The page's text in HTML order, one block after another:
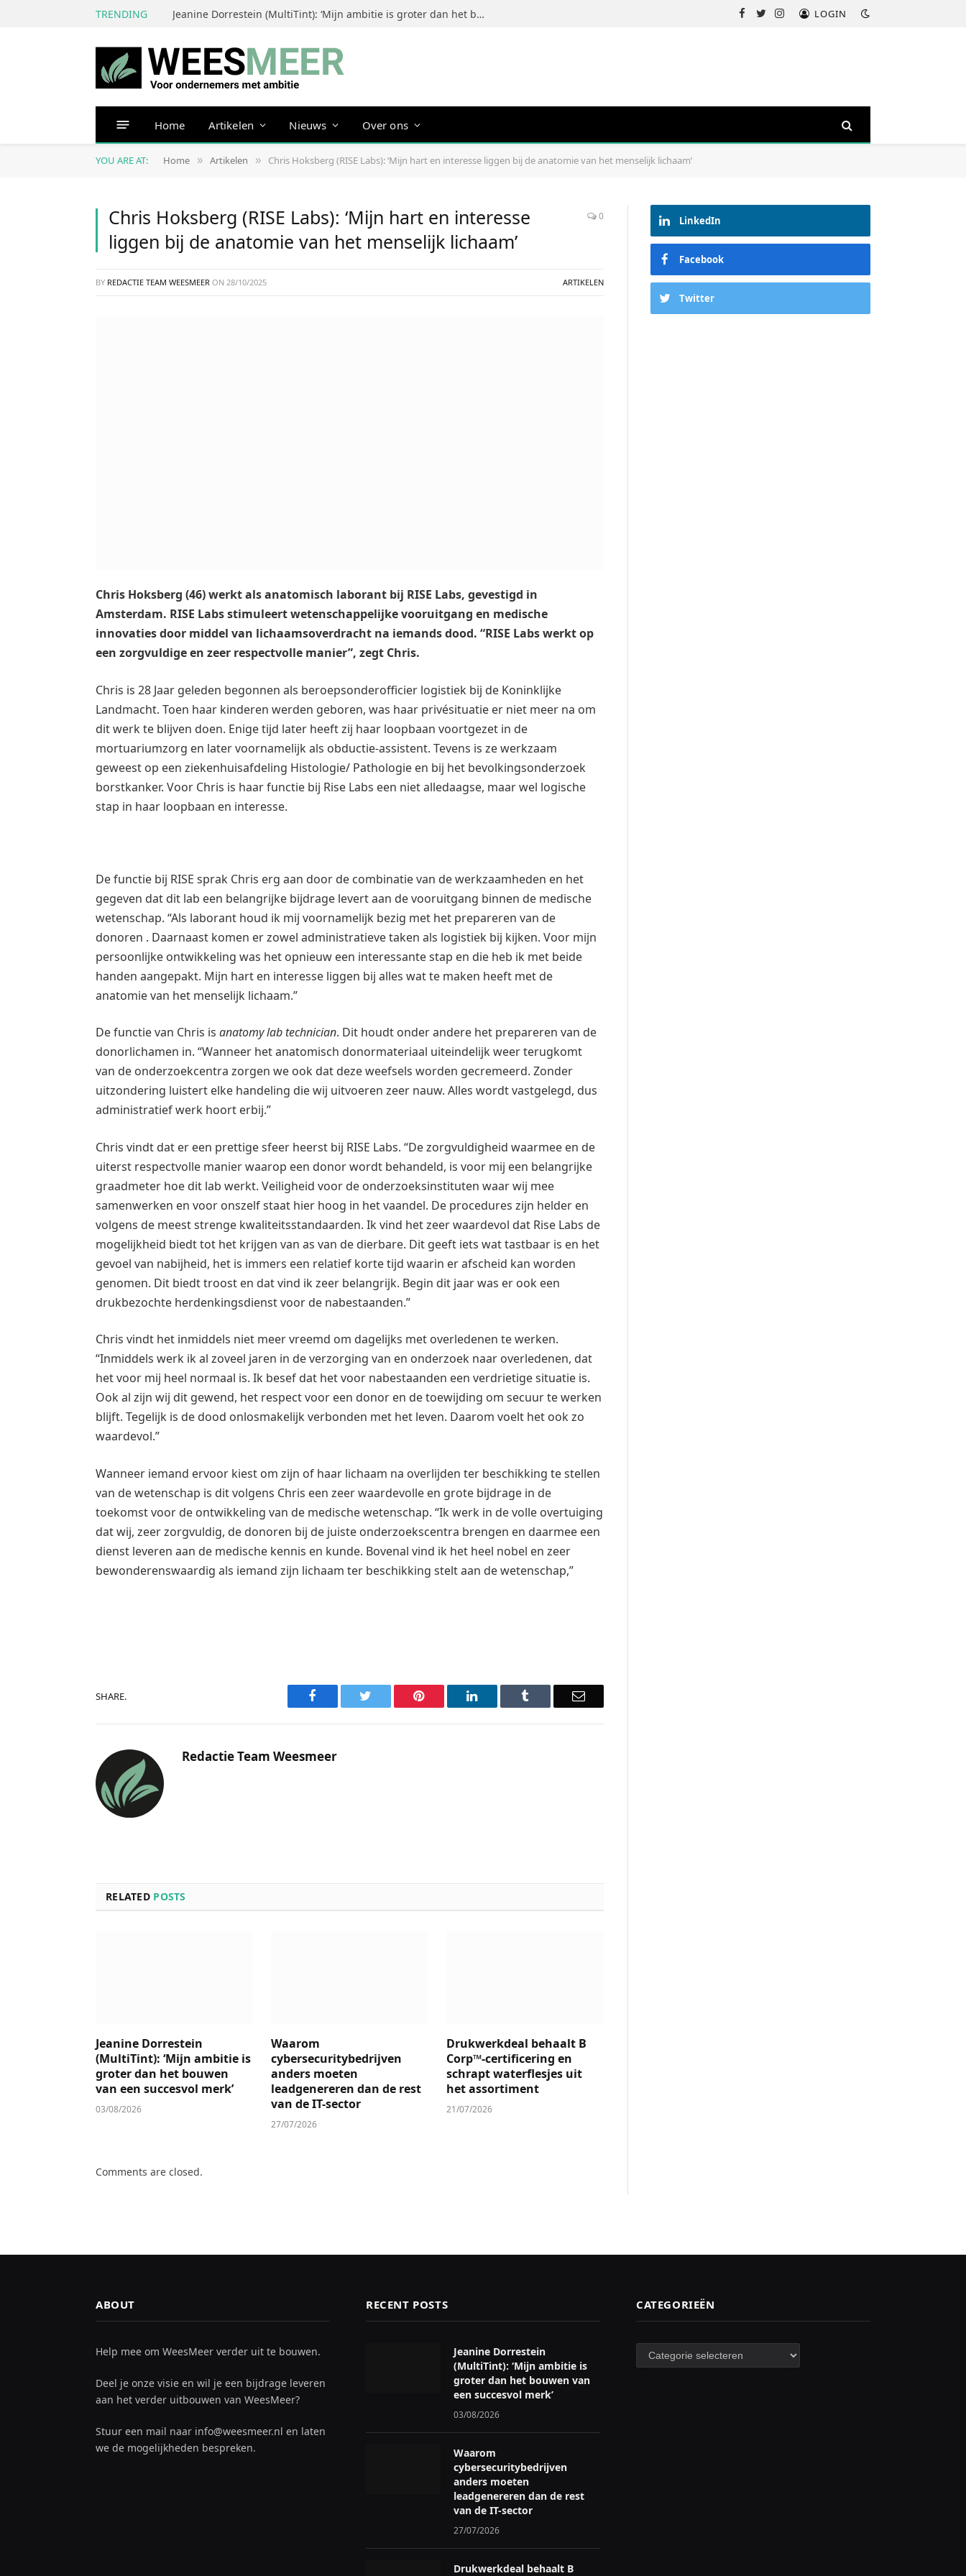
TRENDING Jeanine Dorrestein (MultiTint): ‘Mijn ambitie is groter dan het bouwen van een succesvol merk’ Facebook
TwitterInstagramLOGIN
Home Artikelen Nieuws Over ons
YOU ARE AT: Home » Artikelen » Chris Hoksberg (RISE Labs): ‘Mijn hart en interesse liggen bij de anatomie van het menselijk lichaam’
Chris Hoksberg (RISE Labs): ‘Mijn hart en interesse
liggen bij de anatomie van het menselijk lichaam’
0
BY REDACTIE TEAM WEESMEER ON 28/10/2025 ARTIKELEN
Chris Hoksberg (46) werkt als anatomisch laborant bij RISE Labs, gevestigd in
Amsterdam. RISE Labs stimuleert wetenschappelijke vooruitgang en medische
innovaties door middel van lichaamsoverdracht na iemands dood. “RISE Labs werkt op
een zorgvuldige en zeer respectvolle manier”, zegt Chris.
Chris is 28 Jaar geleden begonnen als beroepsonderofficier logistiek bij de Koninklijke
Landmacht. Toen haar kinderen werden geboren, was haar privésituatie er niet meer na om
dit werk te blijven doen. Enige tijd later heeft zij haar loopbaan voortgezet in de
mortuariumzorg en later voornamelijk als obductie-assistent. Tevens is ze werkzaam
geweest op een ziekenhuisafdeling Histologie/ Pathologie en bij het bevolkingsonderzoek
borstkanker. Voor Chris is haar functie bij Rise Labs een niet alledaagse, maar wel logische
stap in haar loopbaan en interesse.
De functie bij RISE sprak Chris erg aan door de combinatie van de werkzaamheden en het
gegeven dat dit lab een belangrijke bijdrage levert aan de vooruitgang binnen de medische
wetenschap. “Als laborant houd ik mij voornamelijk bezig met het prepareren van de
donoren . Daarnaast komen er zowel administratieve taken als logistiek bij kijken. Voor mijn
persoonlijke ontwikkeling was het opnieuw een interessante stap en die heb ik met beide
handen aangepakt. Mijn hart en interesse liggen bij alles wat te maken heeft met de
anatomie van het menselijk lichaam.”
De functie van Chris is anatomy lab technician. Dit houdt onder andere het prepareren van de
donorlichamen in. “Wanneer het anatomisch donormateriaal uiteindelijk weer terugkomt
van de onderzoekcentra zorgen we ook dat deze weefsels worden gecremeerd. Zonder
uitzondering luistert elke handeling die wij uitvoeren zeer nauw. Alles wordt vastgelegd, dus
administratief werk hoort erbij.”
Chris vindt dat er een prettige sfeer heerst bij RISE Labs. “De zorgvuldigheid waarmee en de
uiterst respectvolle manier waarop een donor wordt behandeld, is voor mij een belangrijke
graadmeter hoe dit lab werkt. Veiligheid voor de onderzoeksinstituten waar wij mee
samenwerken en voor onszelf staat hier hoog in het vaandel. De procedures zijn helder en
volgens de meest strenge kwaliteitsstandaarden. Ik vind het zeer waardevol dat Rise Labs de
mogelijkheid biedt tot het krijgen van as van de dierbare. Dit geeft iets wat tastbaar is en het
gevoel van nabijheid, het is immers een relatief korte tijd waarin er afscheid kan worden
genomen. Dit biedt troost en dat vind ik zeer belangrijk. Begin dit jaar was er ook een
drukbezochte herdenkingsdienst voor de nabestaanden.”
Chris vindt het inmiddels niet meer vreemd om dagelijks met overledenen te werken.
“Inmiddels werk ik al zoveel jaren in de verzorging van en onderzoek naar overledenen, dat
het voor mij heel normaal is. Ik besef dat het voor nabestaanden een verdrietige situatie is.
Ook al zijn wij dit gewend, het respect voor een donor en de toewijding om secuur te werken
blijft. Tegelijk is de dood onlosmakelijk verbonden met het leven. Daarom voelt het ook zo
waardevol.”
Wanneer iemand ervoor kiest om zijn of haar lichaam na overlijden ter beschikking te stellen
van de wetenschap is dit volgens Chris een zeer waardevolle en grote bijdrage in de
toekomst voor de ontwikkeling van de medische wetenschap. “Ik werk in de volle overtuiging
dat wij, zeer zorgvuldig, de donoren bij de juiste onderzoekscentra brengen en daarmee een
dienst leveren aan de medische kennis en kunde. Bovenal vind ik het heel nobel en zeer
bewonderenswaardig als iemand zijn lichaam ter beschikking stelt aan de wetenschap,”
SHARE. Facebook Pinterest LinkedIn Email
Redactie Team Weesmeer
RELATED POSTS
Jeanine Dorrestein
(MultiTint): ‘Mijn ambitie is
groter dan het bouwen
van een succesvol merk’
03/08/2026
Waarom
cybersecuritybedrijven
anders moeten
leadgenereren dan de rest
van de IT-sector
27/07/2026
Drukwerkdeal behaalt B
Corp™-certificering en
schrapt waterflesjes uit
het assortiment
21/07/2026
Comments are closed.
LinkedIn
Facebook
Twitter
ABOUT
Help mee om WeesMeer verder uit te bouwen.
Deel je onze visie en wil je een bijdrage leveren
aan het verder uitbouwen van WeesMeer?
Stuur een mail naar info@weesmeer.nl en laten
we de mogelijkheden bespreken.
RECENT POSTS
Jeanine Dorrestein
(MultiTint): ‘Mijn ambitie is
groter dan het bouwen van
een succesvol merk’
03/08/2026
Waarom
cybersecuritybedrijven
anders moeten
leadgenereren dan de rest
van de IT-sector
27/07/2026
Drukwerkdeal behaalt B
CATEGORIEËN
Categorieën